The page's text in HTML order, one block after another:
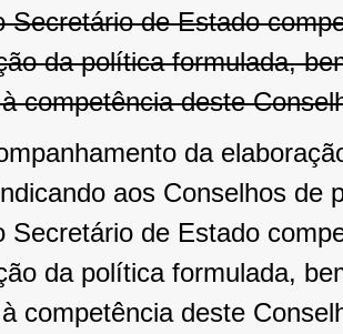
Secretário de Estado
da política formulada,
competência deste
da
aos Conselhos de
Secretário de Estado
da política formulada,
competência deste